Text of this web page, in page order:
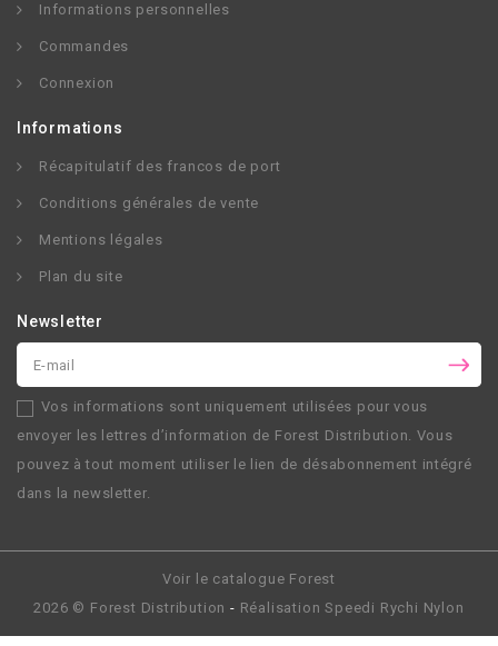
Informations personnelles
Commandes
Connexion
Informations
Récapitulatif des francos de port
Conditions générales de vente
Mentions légales
Plan du site
Newsletter
Vos informations sont uniquement utilisées pour vous
envoyer les lettres d’information de Forest Distribution. Vous
pouvez à tout moment utiliser le lien de désabonnement intégré
dans la newsletter.
Voir le catalogue Forest
2026 © Forest Distribution - RéalisationSpeedi Rychi Nylon